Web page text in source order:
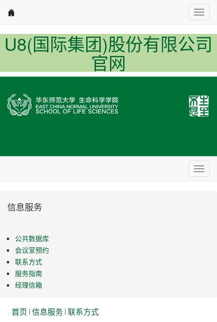
U8(国际集团)股份有限公司
官网
Nav1
Nav2
信息服务
公共数据库
会议室预约
联系方式
服务指南
经理信箱
首页 信息服务 联系方式